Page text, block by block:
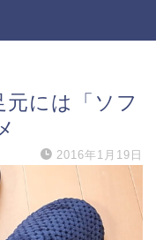
元には「ソフ
2016年1月19日